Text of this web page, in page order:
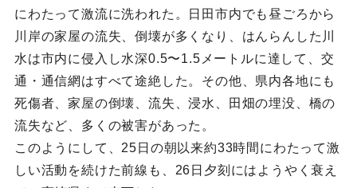
にわたって激流に洗われた。日田市内でも昼ごろから
川岸の家屋の流失、倒壊が多くなり、はんらんした川
水は市内に侵入し水深0.5〜1.5メートルに達して、交
通・通信網はすべて途絶した。その他、県内各地にも
死傷者、家屋の倒壊、流失、浸水、田畑の埋没、橋の
流失など、多くの被害があった。
このようにして、25日の朝以来約33時間にわたって激
しい活動を続けた前線も、26日夕刻にはようやく衰え